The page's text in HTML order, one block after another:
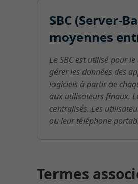
SBC (Server-
moyennes
Le SBC est utilisé pour
gérer les données des
logiciels à partir de
aux utilisateurs finaux.
centralisés. Les
ou leur téléphone
Termes